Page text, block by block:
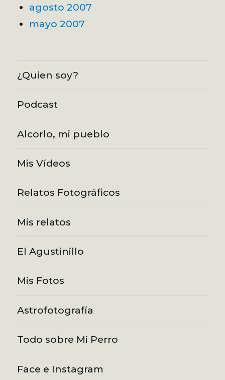
agosto 2007
mayo 2007
¿Quien soy?
Podcast
Alcorlo, mi pueblo
Mis Vídeos
Relatos Fotográficos
Mis relatos
El Agustinillo
Mis Fotos
Astrofotografía
Todo sobre Mi Perro
Face e Instagram